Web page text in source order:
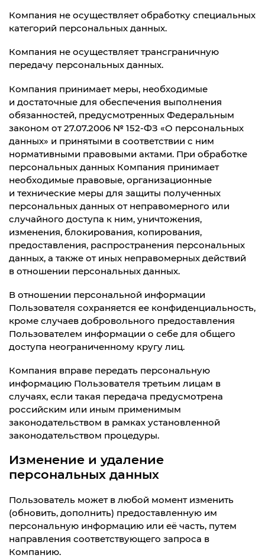
Компания не осуществляет обработку специальных
категорий персональных данных.
Компания не осуществляет трансграничную
передачу персональных данных.
Компания принимает меры, необходимые
и достаточные для обеспечения выполнения
обязанностей, предусмотренных Федеральным
законом от 27.07.2006 № 152-ФЗ «О персональных
данных» и принятыми в соответствии с ним
нормативными правовыми актами. При обработке
персональных данных Компания принимает
необходимые правовые, организационные
и технические меры для защиты полученных
персональных данных от неправомерного или
случайного доступа к ним, уничтожения,
изменения, блокирования, копирования,
предоставления, распространения персональных
данных, а также от иных неправомерных действий
в отношении персональных данных.
В отношении персональной информации
Пользователя сохраняется ее конфиденциальность,
кроме случаев добровольного предоставления
Пользователем информации о себе для общего
доступа неограниченному кругу лиц.
Компания вправе передать персональную
информацию Пользователя третьим лицам в
случаях, если такая передача предусмотрена
российским или иным применимым
законодательством в рамках установленной
законодательством процедуры.
Изменение и удаление
персональных данных
Пользователь может в любой момент изменить
(обновить, дополнить) предоставленную им
персональную информацию или её часть, путем
направления соответствующего запроса в
Компанию.